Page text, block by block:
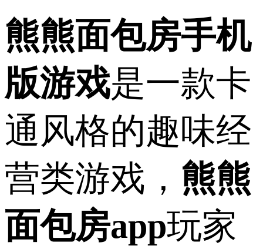
熊熊面包房手机
版游戏是一款卡
通风格的趣味经
营类游戏， 熊熊
面包房app玩家